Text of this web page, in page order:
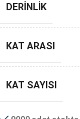
DERINLIK
KAT ARASI
KAT SAYISI